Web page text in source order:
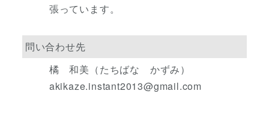
張っています。
問い合わせ先
橘 和美（たちばな かずみ）
akikaze.instant2013@gmail.com